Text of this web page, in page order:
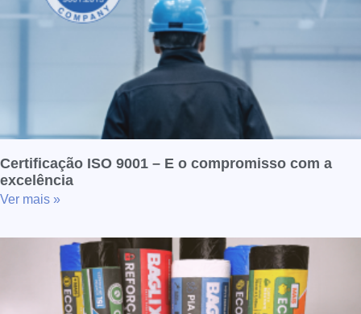
Certificação ISO 9001 – E o compromisso com a
excelência
Ver mais »